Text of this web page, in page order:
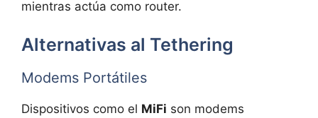
mientras actúa como router.
Alternativas al Tethering
Modems Portátiles
Dispositivos como el MiFi son modems